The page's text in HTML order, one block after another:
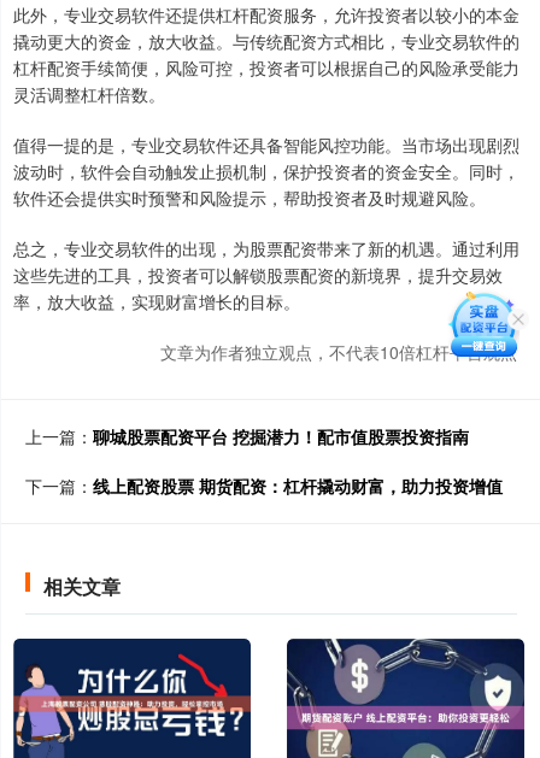
此外，专业交易软件还提供杠杆配资服务，允许投资者以较小的本金
撬动更大的资金，放大收益。与传统配资方式相比，专业交易软件的
杠杆配资手续简便，风险可控，投资者可以根据自己的风险承受能力
灵活调整杠杆倍数。
值得一提的是，专业交易软件还具备智能风控功能。当市场出现剧烈
波动时，软件会自动触发止损机制，保护投资者的资金安全。同时，
软件还会提供实时预警和风险提示，帮助投资者及时规避风险。
总之，专业交易软件的出现，为股票配资带来了新的机遇。通过利用
这些先进的工具，投资者可以解锁股票配资的新境界，提升交易效
率，放大收益，实现财富增长的目标。
文章为作者独立观点，不代表10倍杠杆平台观点
上一篇： 聊城股票配资平台 挖掘潜力！配市值股票投资指南
下一篇： 线上配资股票 期货配资：杠杆撬动财富，助力投资增值
相关文章